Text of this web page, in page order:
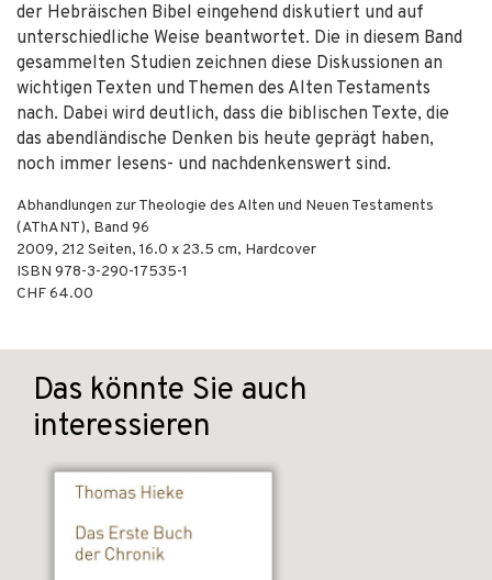
der Hebräischen Bibel eingehend diskutiert und auf
unterschiedliche Weise beantwortet. Die in diesem Band
gesammelten Studien zeichnen diese Diskussionen an
wichtigen Texten und Themen des Alten Testaments
nach. Dabei wird deutlich, dass die biblischen Texte, die
das abendländische Denken bis heute geprägt haben,
noch immer lesens- und nachdenkenswert sind.
Abhandlungen zur Theologie des Alten und Neuen Testaments
(AThANT), Band 96
2009, 212 Seiten, 16.0 x 23.5 cm, Hardcover
ISBN 978-3-290-17535-1
CHF 64.00
Das könnte Sie auch
interessieren